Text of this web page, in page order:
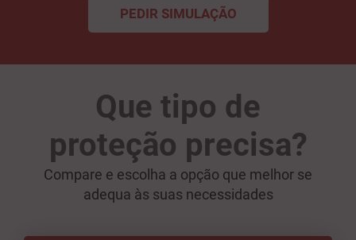
PEDIR SIMULAÇÃO
Que tipo de
proteção precisa?
Compare e escolha a opção que melhor se
adequa às suas necessidades